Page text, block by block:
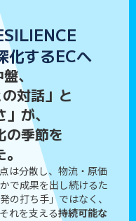
化するECへ
、
対話」と
が、
の季節を
は分散し、物流・原価
で成果を出し続けるた
の打ち手」ではなく、
れを支える持続可能な